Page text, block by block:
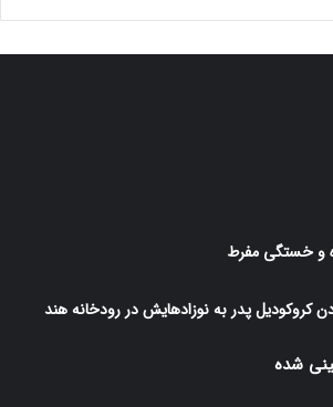
و خستگی مفرط
کروکودیل پدر به نوزادهایش در رودخانه هند
شده